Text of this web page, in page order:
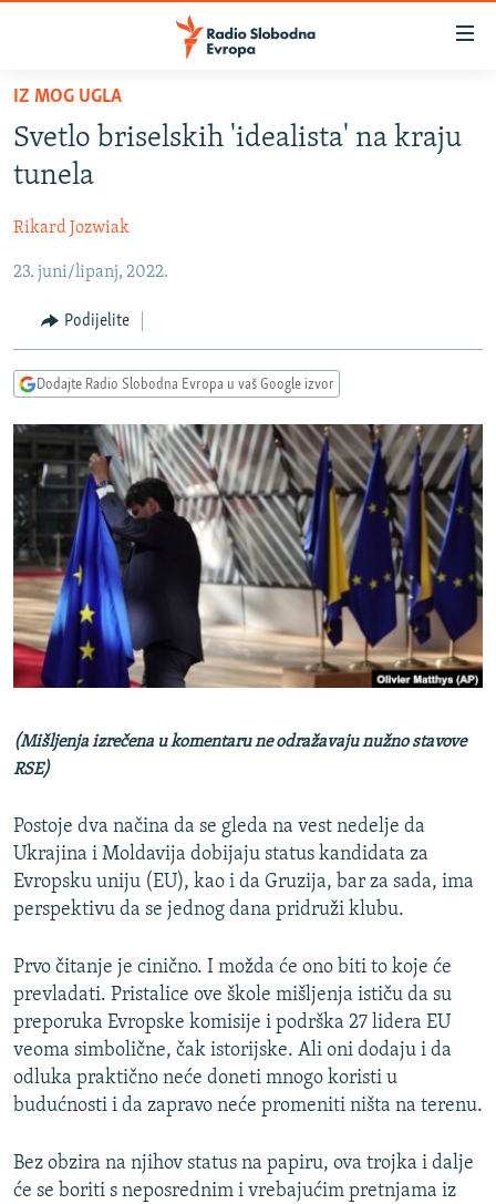
Pređite
glavni
sadržaj
na
navigaciju
Pređite
pretragu
VIJESTI
BOSNA I HERCEGOVINA
KOSOVO
CRNA GORA
VIZUELNO
FOTOGALERIJE
INFOGRAFIKE
PODCASTI
RAT U UKRAJINI
KINA NA BALKANU
RSE PRIČE IZ SVIJETA
ISPRIČAJ MI
DNEVNO@RSE
SPECIJALI RSE
VIŠE OD NASLOVA
GENOCID U SREBRENICI
TV LIBERTY
MOJA EVROPA
TRI DECENIJE OD RATA U BIH
SVE KARTE DEJTONA
NASTANAK I RASPAD JUGOSLAVIJE
PRATITE NAS
Sve RFE/RL stranice
IZ MOG UGLA
Svetlo briselskih 'idealista' na kraju
tunela
Rikard Jozwiak
23. juni/lipanj, 2022.
Podijelite
Dodajte Radio Slobodna Evropa u vaš Google izvor
(Mišljenja izrečena u komentaru ne odražavaju nužno stavove
RSE)
Postoje dva načina da se gleda na vest nedelje da
Ukrajina i Moldavija dobijaju status kandidata za
Evropsku uniju (EU), kao i da Gruzija, bar za sada, ima
perspektivu da se jednog dana pridruži klubu.
Prvo čitanje je cinično. I možda će ono biti to koje će
prevladati. Pristalice ove škole mišljenja ističu da su
preporuka Evropske komisije i podrška 27 lidera EU
veoma simbolične, čak istorijske. Ali oni dodaju i da
odluka praktično neće doneti mnogo koristi u
budućnosti i da zapravo neće promeniti ništa na terenu.
Bez obzira na njihov status na papiru, ova trojka i dalje
će se boriti s neposrednim i vrebajućim pretnjama iz